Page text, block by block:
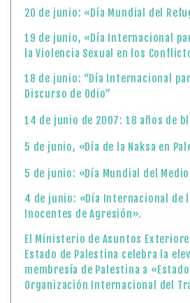
20 de junio: «Día Mundial del
19 de junio, «Día Internacional
la Violencia Sexual en los
18 de junio: “Día Internacional
Discurso de Odio”
14 de junio de 2007: 18 años de
5 de junio, «Día de la Naksa en
5 de junio: «Día Mundial del
4 de junio: «Día Internacional de
Inocentes de Agresión».
El Ministerio de Asuntos
Estado de Palestina celebra la
membresía de Palestina a
Organización Internacional del